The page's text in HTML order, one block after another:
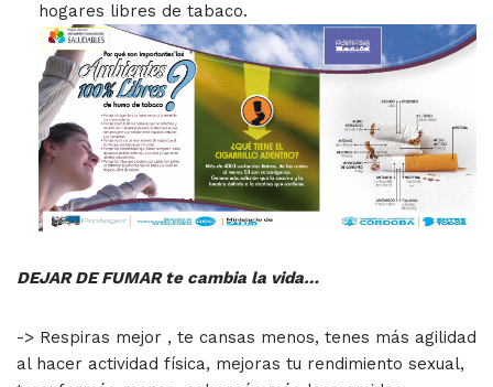
hogares libres de tabaco.
DEJAR DE FUMAR te cambia la vida…
-> Respiras mejor , te cansas menos, tenes más agilidad
al hacer actividad física, mejoras tu rendimiento sexual,